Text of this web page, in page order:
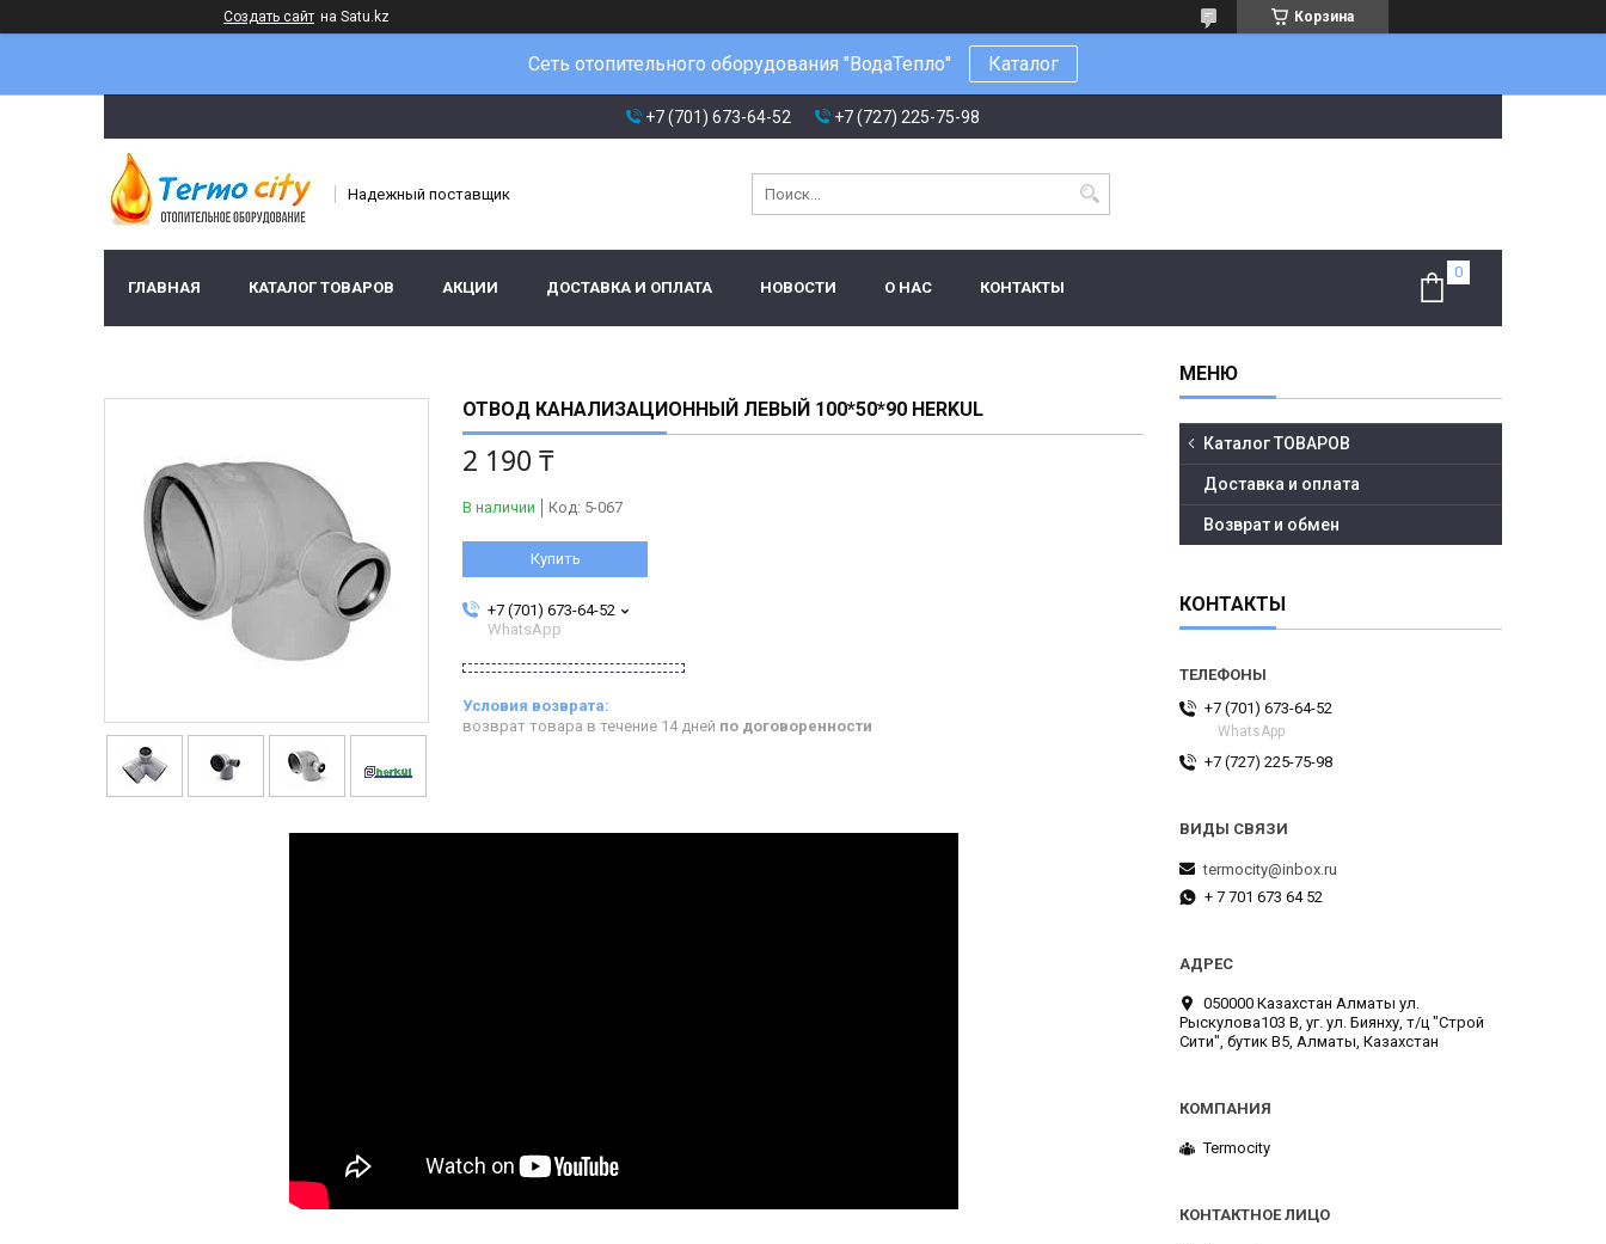
Создать сайт на Satu.kz Корзина
Сеть отопительного оборудования "ВодаТепло" Каталог
+7 (701) 673-64-52 +7 (727) 225-75-98
Надежный поставщик
ГЛАВНАЯ КАТАЛОГ ТОВАРОВ АКЦИИ ДОСТАВКА И ОПЛАТА НОВОСТИ О НАС КОНТАКТЫ
ОТВОД КАНАЛИЗАЦИОННЫЙ ЛЕВЫЙ 100*50*90 HERKUL
2 190 ₸
В наличии Код: 5-067
Купить
+7 (701) 673-64-52
WhatsApp
возврат товара в течение 14 дней по договоренности
Каталог ТОВАРОВ
Доставка и оплата
Возврат и обмен
КОНТАКТЫ
+7 (701) 673-64-52
WhatsApp
+7 (727) 225-75-98
termocity@inbox.ru
+ 7 701 673 64 52
050000 Казахстан Алматы ул.
Рыскулова103 В, уг. ул. Биянху, т/ц "Строй
Сити", бутик В5, Алматы, Казахстан
Termocity